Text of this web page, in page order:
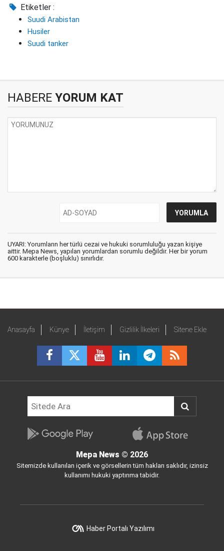
Etiketler :
Suudi Arabistan
Husiler
Suudi tanker
HABERE YORUM KAT
UYARI: Yorumların her türlü cezai ve hukuki sorumluluğu yazan kişiye
aittir. Mepa News, yapılan yorumlardan sorumlu değildir. Her bir yorum
600 karakterle (boşluklu) sınırlıdır.
Anasayfa Künye İletişim Gizlilik İlkeleri Sitene Ekle
Mepa News © 2026
Sitemizde kullanılan içerik ve görsellerin tüm hakları saklıdır, izinsiz
kullanımı hukuki yaptırıma tabidir.
Haber Portalı Yazılımı